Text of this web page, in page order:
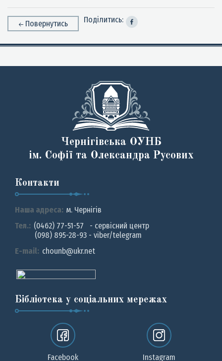
Повернутись Поділитись:
Чернігівська ОУНБ
ім. Софії та Олександра Русових
Контакти
Наша адреса: м. Чернiгiв
Тел.: (0462) 77-51-57 - сервісний центр
(098) 895-28-93 - viber/telegram
E-mail: chounb@ukr.net
Бібліотека у соціальних мережах
Facebook Instagram